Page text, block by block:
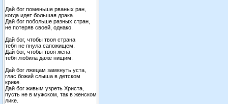
Дай бог поменьше рваных ран,
когда идет большая драка.
Дай бог побольше разных стран,
не потеряв своей, однако.
Дай бог, чтобы твоя страна
тебя не пнула сапожищем.
Дай бог, чтобы твоя жена
тебя любила даже нищим.
Дай бог лжецам замкнуть уста,
глас божий слыша в детском
крике.
Дай бог живым узреть Христа,
пусть не в мужском, так в женском
лике.